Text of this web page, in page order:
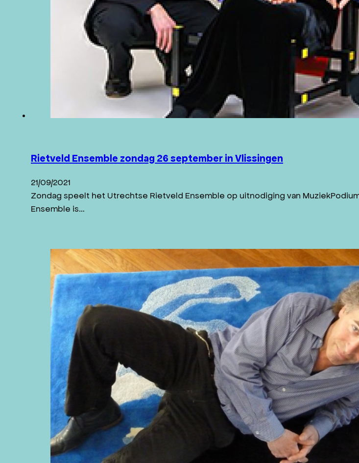
Rietveld Ensemble zondag 26 september in Vlissingen
21/09/2021
Zondag speelt het Utrechtse Rietveld Ensemble op uitnodiging van
Ensemble is…